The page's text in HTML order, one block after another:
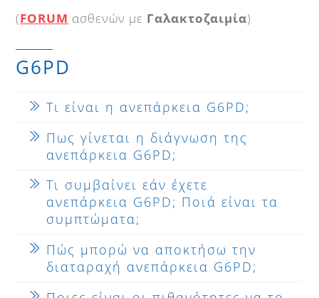
(FORUM ασθενών με Γαλακτοζαιμία)
G6PD
Τι είναι η ανεπάρκεια G6PD;
Πως γίνεται η διάγνωση της
ανεπάρκεια G6PD;
Τι συμβαίνει εάν έχετε
ανεπάρκεια G6PD; Ποιά είναι τα
συμπτώματα;
Πώς μπορώ να αποκτήσω την
διαταραχή ανεπάρκεια G6PD;